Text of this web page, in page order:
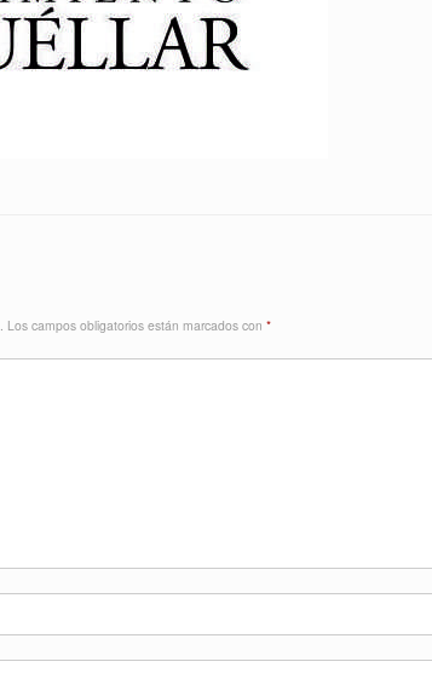
Los campos obligatorios están marcados con *